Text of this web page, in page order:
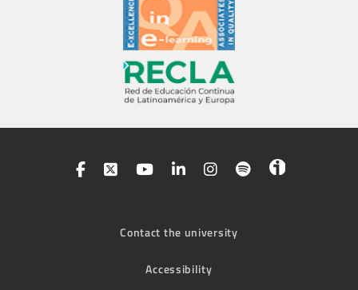
Contact the university
Accessibility